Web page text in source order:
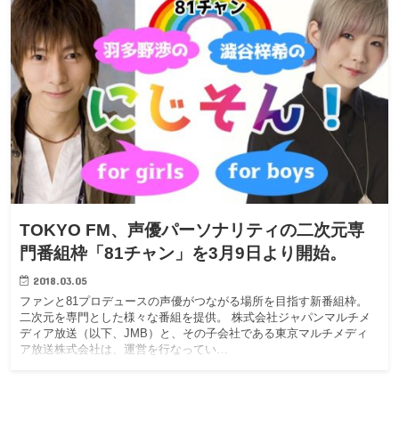
TOKYO FM、声優パーソナリティの二次元専
門番組枠「81チャン」を3月9日より開始。
2018.03.05
ファンと81プロデュースの声優がつながる場所を目指す新番組枠。
二次元を専門とした様々な番組を提供。 株式会社ジャパンマルチメ
ディア放送（以下、JMB）と、その子会社である東京マルチメディ
ア放送株式会社は、運営を行なってい…